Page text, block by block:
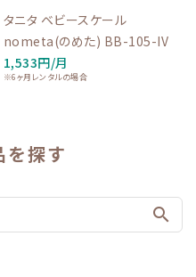
タニタ ベビースケール
nometa(のめた) BB-105-IV
1,533円/月
※6ヶ月レンタルの場合
探す
search